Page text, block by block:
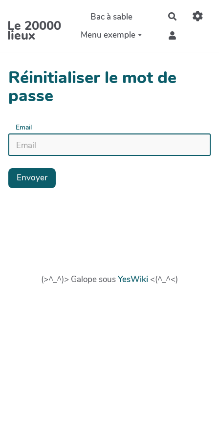
Aller au contenu principal
Le 20000
lieux
Bac à sable
Menu exemple
Rechercher
Réinitialiser le mot de
passe
Email
Envoyer
(>^_^)> Galope sousYesWiki <(^_^<)